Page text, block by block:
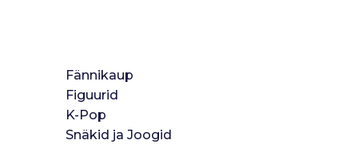
Fännikaup
Figuurid
K-Pop
Snäkid ja Joogid